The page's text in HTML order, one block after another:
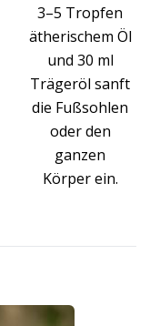
3–5 Tropfen
ätherischem Öl
und 30 ml
Trägeröl sanft
die Fußsohlen
oder den
ganzen
Körper ein.